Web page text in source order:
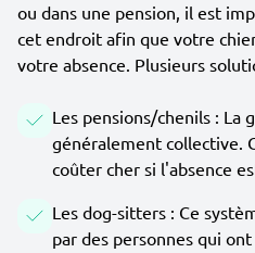
ou dans une pension, il est
cet endroit afin que votre
votre absence. Plusieurs
Les pensions/chenils : La
généralement collective.
coûter cher si l'absence
Les dog-sitters : Ce
par des personnes qui